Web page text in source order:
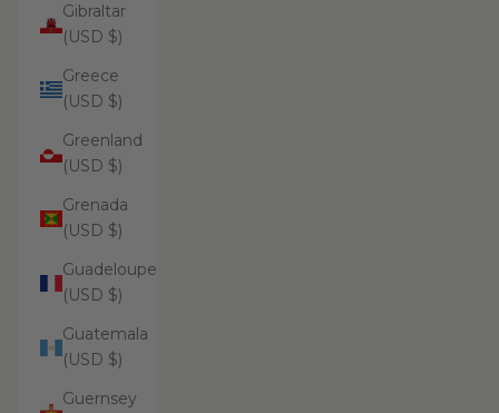
Gibraltar
(USD $)
Greece
(USD $)
Greenland
(USD $)
Grenada
(USD $)
Guadeloupe
(USD $)
Guatemala
(USD $)
Guernsey